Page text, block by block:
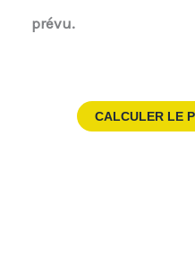
prévu.
CALCULER LE